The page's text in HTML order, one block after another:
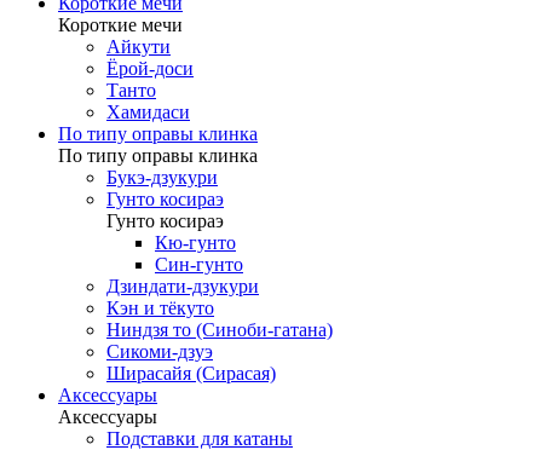
Короткие мечи
Айкути
Ёрой-доси
Танто
Хамидаси
По типу оправы клинка
По типу оправы клинка
Букэ-дзукури
Гунто косираэ
Гунто косираэ
Кю-гунто
Син-гунто
Дзиндати-дзукури
Кэн и тёкуто
Ниндзя то (Синоби-гатана)
Сикоми-дзуэ
Ширасайя (Сирасая)
Аксессуары
Аксессуары
Подставки для катаны